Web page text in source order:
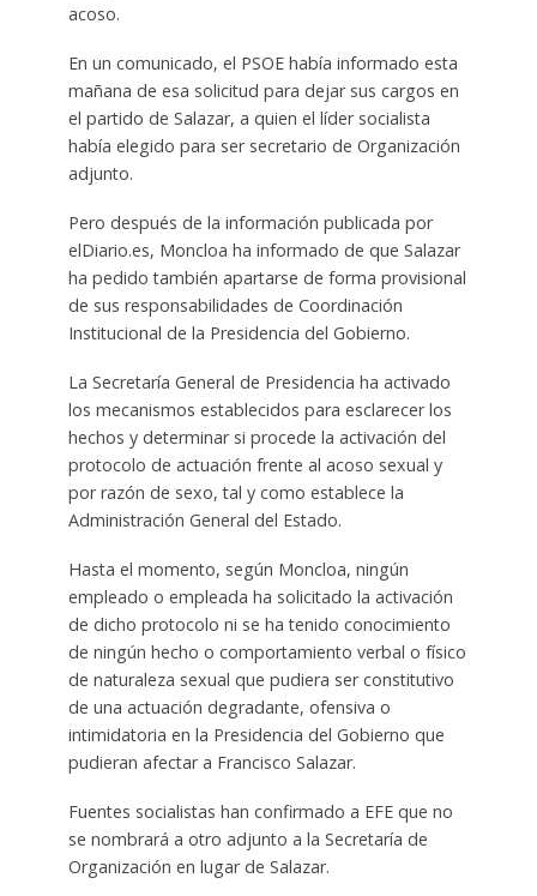
acoso.
En un comunicado, el PSOE había informado esta
mañana de esa solicitud para dejar sus cargos en
el partido de Salazar, a quien el líder socialista
había elegido para ser secretario de Organización
adjunto.
Pero después de la información publicada por
elDiario.es, Moncloa ha informado de que Salazar
ha pedido también apartarse de forma provisional
de sus responsabilidades de Coordinación
Institucional de la Presidencia del Gobierno.
La Secretaría General de Presidencia ha activado
los mecanismos establecidos para esclarecer los
hechos y determinar si procede la activación del
protocolo de actuación frente al acoso sexual y
por razón de sexo, tal y como establece la
Administración General del Estado.
Hasta el momento, según Moncloa, ningún
empleado o empleada ha solicitado la activación
de dicho protocolo ni se ha tenido conocimiento
de ningún hecho o comportamiento verbal o físico
de naturaleza sexual que pudiera ser constitutivo
de una actuación degradante, ofensiva o
intimidatoria en la Presidencia del Gobierno que
pudieran afectar a Francisco Salazar.
Fuentes socialistas han confirmado a EFE que no
se nombrará a otro adjunto a la Secretaría de
Organización en lugar de Salazar.